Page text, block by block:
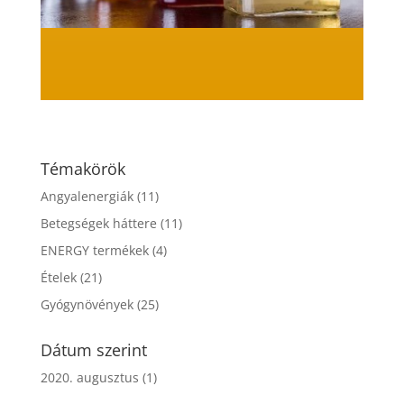
Témakörök
Angyalenergiák(11)
Betegségek háttere (11)
ENERGY termékek(4)
Ételek(21)
Gyógynövények(25)
Dátum szerint
2020. augusztus (1)